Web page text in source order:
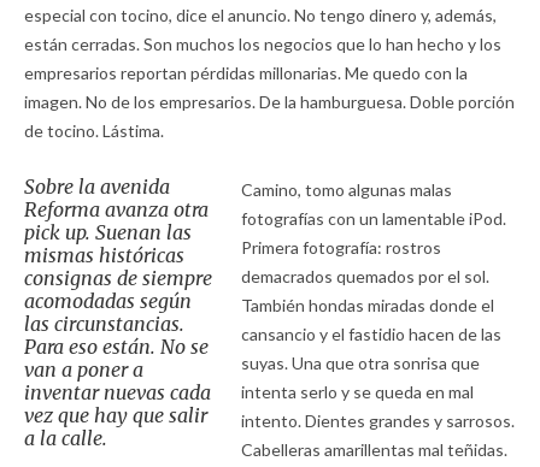
especial con tocino, dice el anuncio. No tengo dinero y, además,
están cerradas. Son muchos los negocios que lo han hecho y los
empresarios reportan pérdidas millonarias. Me quedo con la
imagen. No de los empresarios. De la hamburguesa. Doble porción
de tocino. Lástima.
Sobre la avenida
Reforma avanza otra
pick up. Suenan las
mismas históricas
consignas de siempre
acomodadas según
las circunstancias.
Para eso están. No se
van a poner a
inventar nuevas cada
vez que hay que salir
a la calle.
Camino, tomo algunas malas
fotografías con un lamentable iPod.
Primera fotografía: rostros
demacrados quemados por el sol.
También hondas miradas donde el
cansancio y el fastidio hacen de las
suyas. Una que otra sonrisa que
intenta serlo y se queda en mal
intento. Dientes grandes y sarrosos.
Cabelleras amarillentas mal teñidas.